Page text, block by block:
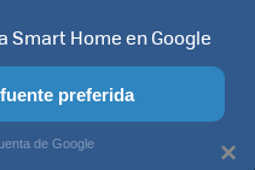
NUEVO
TV ×
Smart Home en Google
preferida
de Google